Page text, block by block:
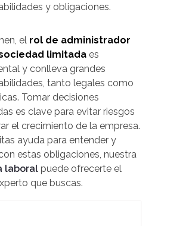
y obligaciones.
el rol de administrador
limitada es
y conlleva grandes
tanto legales como
Tomar decisiones
es clave para evitar riesgos
el crecimiento de la empresa.
ayuda para entender y
estas obligaciones, nuestra
laboral puede ofrecerte el
que buscas.